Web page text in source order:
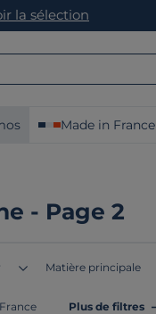
la sélection
Made in France
- Page 2
Matière principale
Plus de filtres